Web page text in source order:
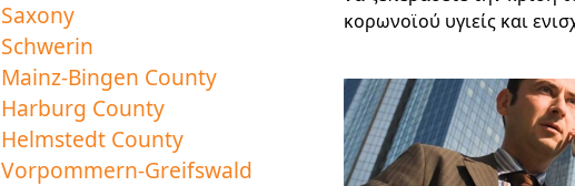
Saxony
Schwerin
Mainz-Bingen County
Harburg County
Helmstedt County
Vorpommern-Greifswald
κορωνοϊού υγιείς και